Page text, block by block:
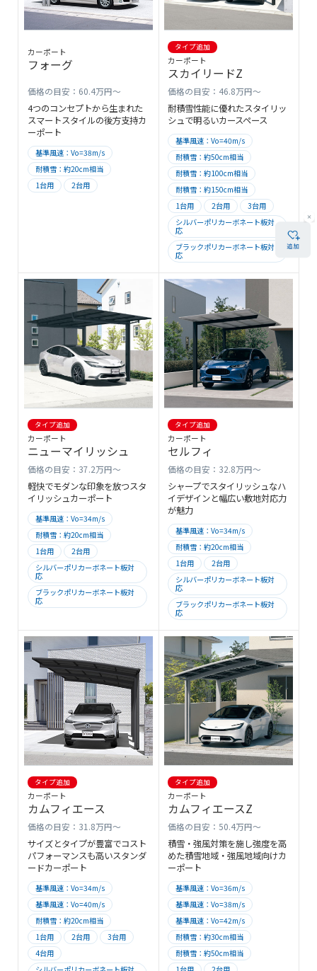
カーポート
フォーグ
価格の目安：60.4万円～
4つのコンセプトから生まれた
スマートスタイルの後方支持カ
ーポート
基準風速：Vo=38m/s
耐積雪：約20cm相当
1台用
2台用
タイプ追加
カーポート
スカイリードZ
価格の目安：46.8万円～
耐積雪性能に優れたスタイリッ
シュで明るいカースペース
基準風速：Vo=40m/s
耐積雪：約50cm相当
耐積雪：約100cm相当
耐積雪：約150cm相当
1台用
2台用
3台用
シルバーポリカーボネート板対
応
ブラックポリカーボネート板対
応
タイプ追加
カーポート
ニューマイリッシュ
価格の目安：37.2万円～
軽快でモダンな印象を放つスタ
イリッシュカーポート
基準風速：Vo=34m/s
耐積雪：約20cm相当
1台用
2台用
シルバーポリカーボネート板対
応
ブラックポリカーボネート板対
応
タイプ追加
カーポート
セルフィ
価格の目安：32.8万円～
シャープでスタイリッシュなハ
イデザインと幅広い敷地対応力
が魅力
基準風速：Vo=34m/s
耐積雪：約20cm相当
1台用
2台用
シルバーポリカーボネート板対
応
ブラックポリカーボネート板対
応
タイプ追加
カーポート
カムフィエース
価格の目安：31.8万円～
サイズとタイプが豊富でコスト
パフォーマンスも高いスタンダ
ードカーポート
基準風速：Vo=34m/s
基準風速：Vo=40m/s
耐積雪：約20cm相当
1台用
2台用
3台用
4台用
タイプ追加
カーポート
カムフィエースZ
価格の目安：50.4万円～
積雪・強風対策を施し強度を高
めた積雪地域・強風地域向けカ
ーポート
基準風速：Vo=36m/s
基準風速：Vo=38m/s
基準風速：Vo=42m/s
耐積雪：約30cm相当
耐積雪：約50cm相当